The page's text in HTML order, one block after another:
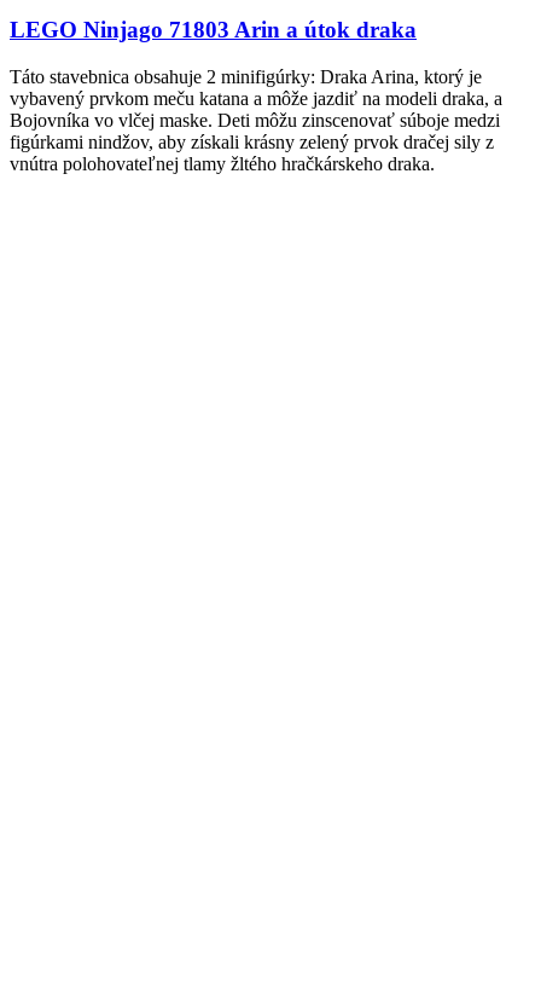
LEGO Ninjago 71803 Arin a útok draka
Táto stavebnica obsahuje 2 minifigúrky: Draka Arina, ktorý je
vybavený prvkom meču katana a môže jazdiť na modeli draka, a
Bojovníka vo vlčej maske. Deti môžu zinscenovať súboje medzi
figúrkami nindžov, aby získali krásny zelený prvok dračej sily z
vnútra polohovateľnej tlamy žltého hračkárskeho draka.